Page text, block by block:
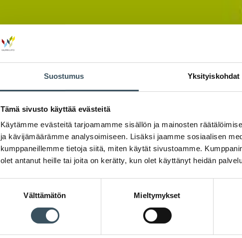
Suostumus Yksityiskohdat
Tämä sivusto käyttää evästeitä
Käytämme evästeitä tarjoamamme sisällön ja mainosten
ja kävijämäärämme analysoimiseen. Lisäksi jaamme sosiaalisen
kumppaneillemme tietoja siitä, miten käytät sivustoamme.
olet antanut heille tai joita on kerätty, kun olet käyttänyt heidän
Välttämätön Mieltymykset